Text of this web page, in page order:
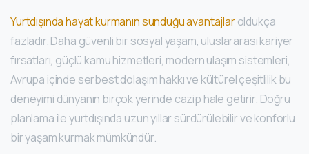
Yurtdışında hayat kurmanın sunduğu avantajlaroldukça
fazladır. Daha güvenli bir sosyal yaşam, uluslararası kariyer
fırsatları, güçlü kamu hizmetleri, modern ulaşım sistemleri,
Avrupa içinde serbest dolaşım hakkı ve kültürel çeşitlilik bu
deneyimi dünyanın birçok yerinde cazip hale getirir. Doğru
planlama ile yurtdışında uzun yıllar sürdürülebilir ve konforlu
bir yaşam kurmak mümkündür.